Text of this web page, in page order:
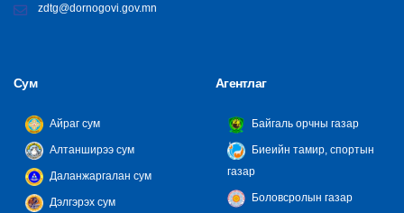
zdtg@dornogovi.gov.mn
Сум
Айраг сум
Алтанширээ сум
Даланжаргалан сум
Дэлгэрэх сум
Агентлаг
Байгаль орчны газар
Биеийн тамир, спортын
газар
Боловсролын газар